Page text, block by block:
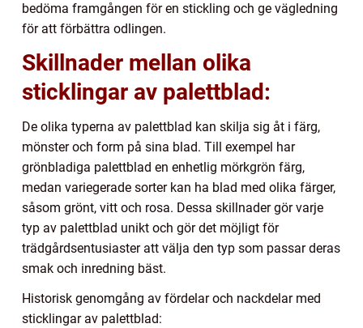
bedöma framgången för en stickling och ge vägledning
för att förbättra odlingen.
Skillnader mellan olika
sticklingar av palettblad:
De olika typerna av palettblad kan skilja sig åt i färg,
mönster och form på sina blad. Till exempel har
grönbladiga palettblad en enhetlig mörkgrön färg,
medan variegerade sorter kan ha blad med olika färger,
såsom grönt, vitt och rosa. Dessa skillnader gör varje
typ av palettblad unikt och gör det möjligt för
trädgårdsentusiaster att välja den typ som passar deras
smak och inredning bäst.
Historisk genomgång av fördelar och nackdelar med
sticklingar av palettblad: